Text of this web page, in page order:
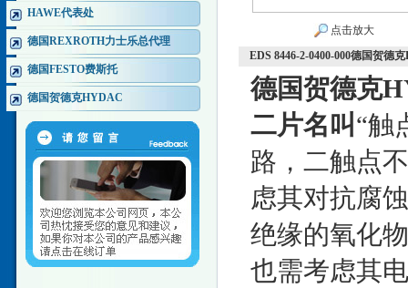
HAWE代表处
德国REXROTH力士乐总代理
德国FESTO费斯托
德国贺德克HYDAC
点击放大
EDS 8446-2-0400-000德国贺德
德国贺德克
二片名叫 “触
路，二触点
虑其对抗腐
绝缘的氧化
也需考虑其